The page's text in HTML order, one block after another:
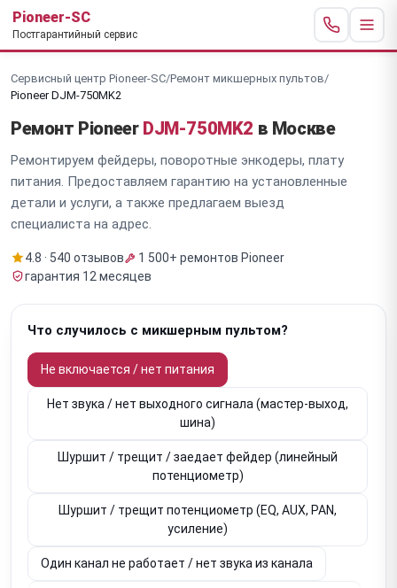
Pioneer-SC
Постгарантийный сервис
Сервисный центр Pioneer-SC/Ремонт микшерных пультов/
Pioneer DJM-750MK2
Ремонт Pioneer DJM-750MK2 в Москве
Ремонтируем фейдеры, поворотные энкодеры, плату
питания. Предоставляем гарантию на установленные
детали и услуги, а также предлагаем выезд
специалиста на адрес.
4.8 · 540 отзывов
1 500+ ремонтов Pioneer
гарантия 12 месяцев
Что случилось с микшерным пультом?
Не включается / нет питания
Нет звука / нет выходного сигнала (мастер-выход,
шина)
Шуршит / трещит / заедает фейдер (линейный
потенциометр)
Шуршит / трещит потенциометр (EQ, AUX, PAN,
усиление)
Один канал не работает / нет звука из канала